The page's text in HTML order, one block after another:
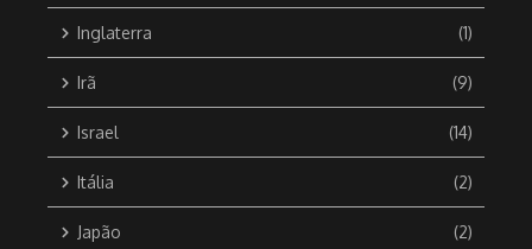
Inglaterra (1)
Irã (9)
Israel (14)
Itália (2)
Japão (2)